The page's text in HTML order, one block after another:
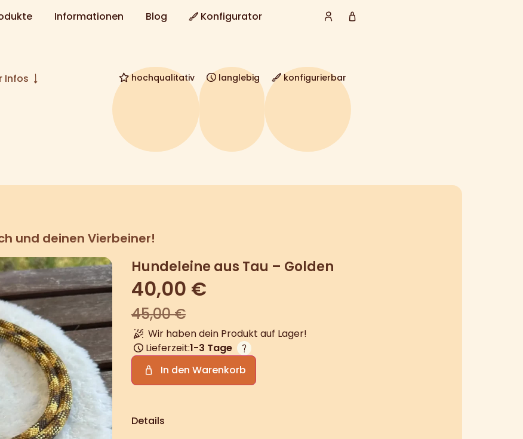
Informationen Blog Konfigurator
Infos hochqualitativ langlebig konfigurierbar
und deinen Vierbeiner!
Hundeleine aus Tau – Golden
45,00€
40,00 €
Wir haben dein Produkt auf Lager!
Lieferzeit:1-3 Tage
In den Warenkorb
Details